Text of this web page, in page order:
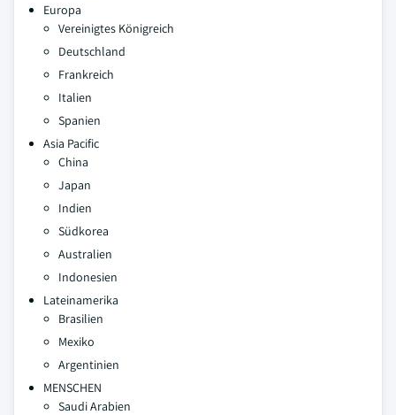
Europa
Vereinigtes Königreich
Deutschland
Frankreich
Italien
Spanien
Asia Pacific
China
Japan
Indien
Südkorea
Australien
Indonesien
Lateinamerika
Brasilien
Mexiko
Argentinien
MENSCHEN
Saudi Arabien